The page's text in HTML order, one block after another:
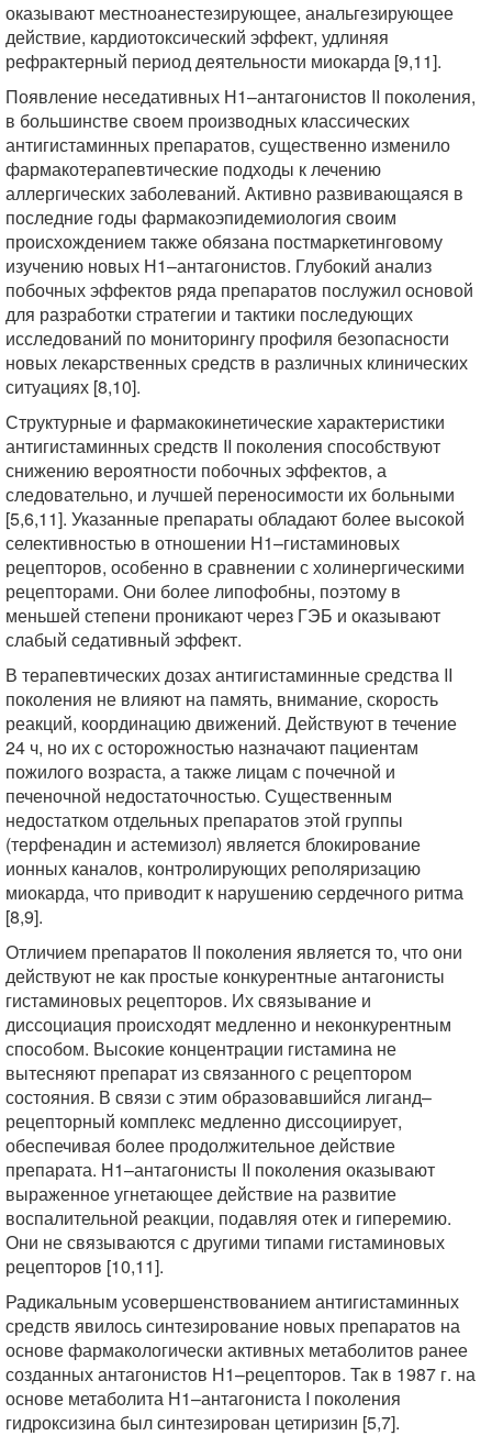
оказывают местноанестезирующее, анальгезирующее
действие, кардиотоксический эффект, удлиняя
рефрактерный период деятельности миокарда [9,11].
Появление неседативных Н1–антагонистов II поколения,
в большинстве своем производных классических
антигистаминных препаратов, существенно изменило
фармакотерапевтические подходы к лечению
аллергических заболеваний. Активно развивающаяся в
последние годы фармакоэпидемиология своим
происхождением также обязана постмаркетинговому
изучению новых Н1–антагонистов. Глубокий анализ
побочных эффектов ряда препаратов послужил основой
для разработки стратегии и тактики последующих
исследований по мониторингу профиля безопасности
новых лекарственных средств в различных клинических
ситуациях [8,10].
Структурные и фармакокинетические характеристики
антигистаминных средств II поколения способствуют
снижению вероятности побочных эффектов, а
следовательно, и лучшей переносимости их больными
[5,6,11]. Указанные препараты обладают более высокой
селективностью в отношении Н1–гистаминовых
рецепторов, особенно в сравнении с холинергическими
рецепторами. Они более липофобны, поэтому в
меньшей степени проникают через ГЭБ и оказывают
слабый седативный эффект.
В терапевтических дозах антигистаминные средства II
поколения не влияют на память, внимание, скорость
реакций, координацию движений. Действуют в течение
24 ч, но их с осторожностью назначают пациентам
пожилого возраста, а также лицам с почечной и
печеночной недостаточностью. Существенным
недостатком отдельных препаратов этой группы
(терфенадин и астемизол) является блокирование
ионных каналов, контролирующих реполяризацию
миокарда, что приводит к нарушению сердечного ритма
[8,9].
Отличием препаратов II поколения является то, что они
действуют не как простые конкурентные антагонисты
гистаминовых рецепторов. Их связывание и
диссоциация происходят медленно и неконкурентным
способом. Высокие концентрации гистамина не
вытесняют препарат из связанного с рецептором
состояния. В связи с этим образовавшийся лиганд–
рецепторный комплекс медленно диссоциирует,
обеспечивая более продолжительное действие
препарата. Н1–антагонисты II поколения оказывают
выраженное угнетающее действие на развитие
воспалительной реакции, подавляя отек и гиперемию.
Они не связываются с другими типами гистаминовых
рецепторов [10,11].
Радикальным усовершенствованием антигистаминных
средств явилось синтезирование новых препаратов на
основе фармакологически активных метаболитов ранее
созданных антагонистов Н1–рецепторов. Так в 1987 г. на
основе метаболита Н1–антагониста I поколения
гидроксизина был синтезирован цетиризин [5,7].